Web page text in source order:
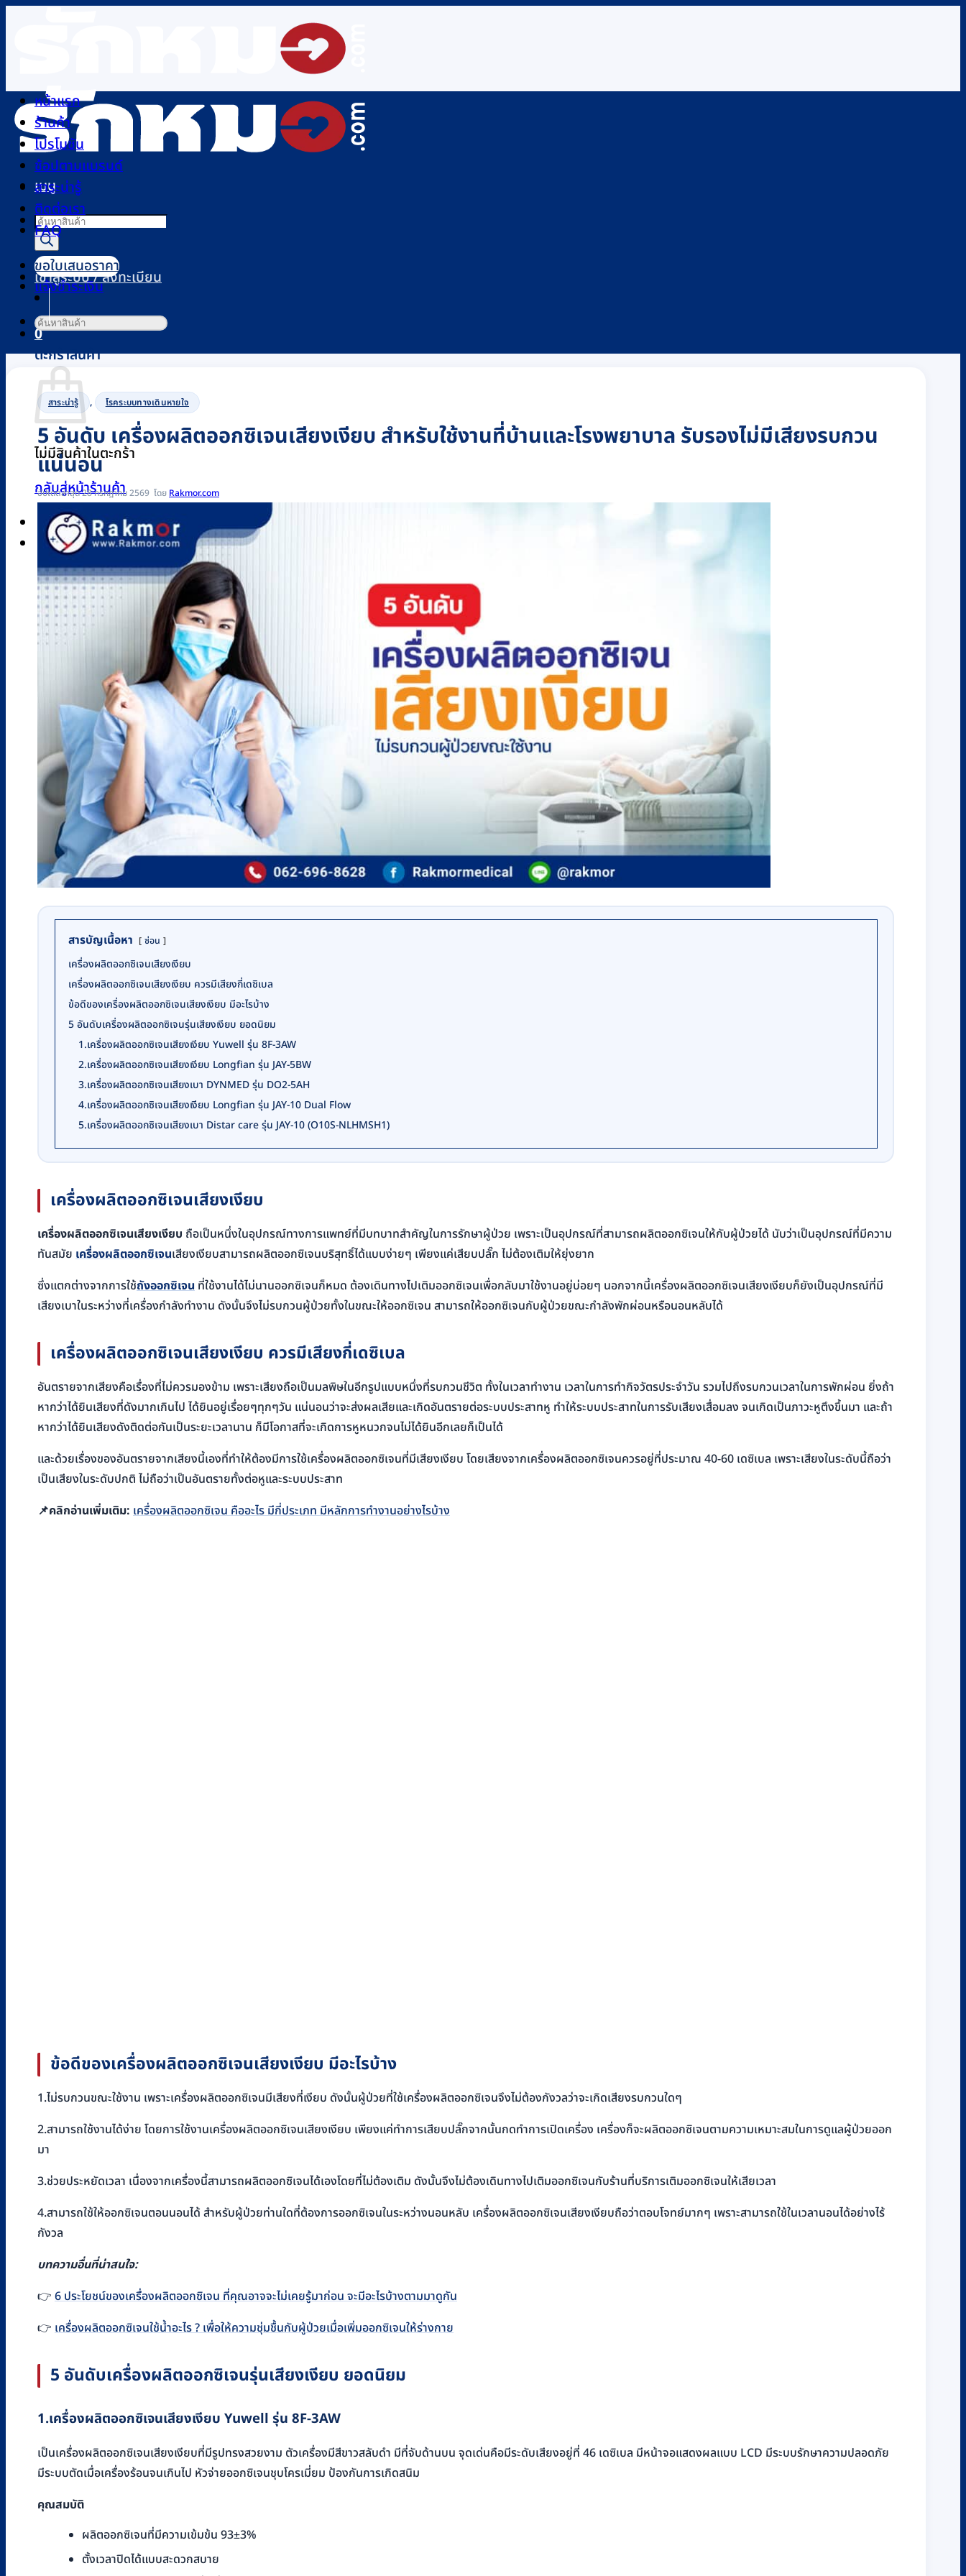
เมนู
Products
search
เข้าสู่ระบบ / ลงทะเบียน
0
ตะกร้าสินค้า
ไม่มีสินค้าในตะกร้า
กลับสู่หน้าร้านค้า
หน้าแรก
ร้านค้า
โปรโมชัน
ช้อปตามแบรนด์
สาระน่ารู้
ติดต่อเรา
FAQ
ขอใบเสนอราคา
แจ้งชำระเงิน
ค้นหา:
สาระน่ารู้ , โรคระบบทางเดินหายใจ
5 อันดับ เครื่องผลิตออกซิเจนเสียงเงียบ สำหรับใช้งานที่บ้านและโรงพยาบาล รับรองไม่มีเสียงรบกวน
แน่นอน
อัปเดตล่าสุด 28 กรกฎาคม 2569 Rakmor.com
สารบัญเนื้อหา ซ่อน
เครื่องผลิตออกซิเจนเสียงเงียบ
เครื่องผลิตออกซิเจนเสียงเงียบ ควรมีเสียงกี่เดซิเบล
ข้อดีของเครื่องผลิตออกซิเจนเสียงเงียบ มีอะไรบ้าง
5 อันดับเครื่องผลิตออกซิเจนรุ่นเสียงเงียบ ยอดนิยม
1.เครื่องผลิตออกซิเจนเสียงเงียบ Yuwell รุ่น 8F-3AW
2.เครื่องผลิตออกซิเจนเสียงเงียบ Longfian รุ่น JAY-5BW
3.เครื่องผลิตออกซิเจนเสียงเบา DYNMED รุ่น DO2-5AH
4.เครื่องผลิตออกซิเจนเสียงเงียบ Longfian รุ่น JAY-10 Dual Flow
5.เครื่องผลิตออกซิเจนเสียงเบา Distar care รุ่น JAY-10 (O10S-NLHMSH1)
เครื่องผลิตออกซิเจนเสียงเงียบ
เครื่องผลิตออกซิเจนเสียงเงียบ ถือเป็นหนึ่งในอุปกรณ์ทางการแพทย์ที่มีบทบาทสำคัญในการรักษาผู้ป่วย เพราะเป็นอุปกรณ์ที่สามารถผลิตออกซิเจนให้กับผู้ป่วยได้ นับว่าเป็นอุปกรณ์ที่มีความ
ทันสมัย เครื่องผลิตออกซิเจนเสียงเงียบสามารถผลิตออกซิเจนบริสุทธิ์ได้แบบง่ายๆ เพียงแค่เสียบปลั๊ก ไม่ต้องเติมให้ยุ่งยาก
ซึ่งแตกต่างจากการใช้ถังออกซิเจน ที่ใช้งานได้ไม่นานออกซิเจนก็หมด ต้องเดินทางไปเติมออกซิเจนเพื่อกลับมาใช้งานอยู่บ่อยๆ นอกจากนี้เครื่องผลิตออกซิเจนเสียงเงียบก็ยังเป็นอุปกรณ์ที่มี
เสียงเบาในระหว่างที่เครื่องกำลังทำงาน ดังนั้นจึงไม่รบกวนผู้ป่วยทั้งในขณะให้ออกซิเจน สามารถให้ออกซิเจนกับผู้ป่วยขณะกำลังพักผ่อนหรือนอนหลับได้
เครื่องผลิตออกซิเจนเสียงเงียบ ควรมีเสียงกี่เดซิเบล
อันตรายจากเสียงคือเรื่องที่ไม่ควรมองข้าม เพราะเสียงถือเป็นมลพิษในอีกรูปแบบหนึ่งที่รบกวนชีวิต ทั้งในเวลาทำงาน เวลาในการทำกิจวัตรประจำวัน รวมไปถึงรบกวนเวลาในการพักผ่อน ยิ่งถ้า
หากว่าได้ยินเสียงที่ดังมากเกินไป ได้ยินอยู่เรื่อยๆทุกๆวัน แน่นอนว่าจะส่งผลเสียและเกิดอันตรายต่อระบบประสาทหู ทำให้ระบบประสาทในการรับเสียงเสื่อมลง จนเกิดเป็นภาวะหูตึงขึ้นมา และถ้า
หากว่าได้ยินเสียงดังติดต่อกันเป็นระยะเวลานาน ก็มีโอกาสที่จะเกิดการหูหนวกจนไม่ได้ยินอีกเลยก็เป็นได้
และด้วยเรื่องของอันตรายจากเสียงนี้เองที่ทำให้ต้องมีการใช้เครื่องผลิตออกซิเจนที่มีเสียงเงียบ โดยเสียงจากเครื่องผลิตออกซิเจนควรอยู่ที่ประมาณ 40-60 เดซิเบล เพราะเสียงในระดับนี้ถือว่า
เป็นเสียงในระดับปกติ ไม่ถือว่าเป็นอันตรายทั้งต่อหูและระบบประสาท
📌คลิกอ่านเพิ่มเติม: เครื่องผลิตออกซิเจน คืออะไร มีกี่ประเภท มีหลักการทำงานอย่างไรบ้าง
ข้อดีของเครื่องผลิตออกซิเจนเสียงเงียบ มีอะไรบ้าง
1.ไม่รบกวนขณะใช้งาน เพราะเครื่องผลิตออกซิเจนมีเสียงที่เงียบ ดังนั้นผู้ป่วยที่ใช้เครื่องผลิตออกซิเจนจึงไม่ต้องกังวลว่าจะเกิดเสียงรบกวนใดๆ
2.สามารถใช้งานได้ง่าย โดยการใช้งานเครื่องผลิตออกซิเจนเสียงเงียบ เพียงแค่ทำการเสียบปลั๊กจากนั้นกดทำการเปิดเครื่อง เครื่องก็จะผลิตออกซิเจนตามความเหมาะสมในการดูแลผู้ป่วยออก
มา
3.ช่วยประหยัดเวลา เนื่องจากเครื่องนี้สามารถผลิตออกซิเจนได้เองโดยที่ไม่ต้องเติม ดังนั้นจึงไม่ต้องเดินทางไปเติมออกซิเจนกับร้านที่บริการเติมออกซิเจนให้เสียเวลา
4.สามารถใช้ให้ออกซิเจนตอนนอนได้ สำหรับผู้ป่วยท่านใดที่ต้องการออกซิเจนในระหว่างนอนหลับ เครื่องผลิตออกซิเจนเสียงเงียบถือว่าตอบโจทย์มากๆ เพราะสามารถใช้ในเวลานอนได้อย่างไร้
กังวล
บทความอื่นที่น่าสนใจ:
👉 ​​ 6 ประโยชน์ของเครื่องผลิตออกซิเจน ที่คุณอาจจะไม่เคยรู้มาก่อน จะมีอะไรบ้างตามมาดูกัน
👉 เครื่องผลิตออกซิเจนใช้น้ำอะไร ? เพื่อให้ความชุ่มชื้นกับผู้ป่วยเมื่อเพิ่มออกซิเจนให้ร่างกาย
5 อันดับเครื่องผลิตออกซิเจนรุ่นเสียงเงียบ ยอดนิยม
1.เครื่องผลิตออกซิเจนเสียงเงียบ Yuwell รุ่น 8F-3AW
เป็นเครื่องผลิตออกซิเจนเสียงเงียบที่มีรูปทรงสวยงาม ตัวเครื่องมีสีขาวสลับดำ มีที่จับด้านบน จุดเด่นคือมีระดับเสียงอยู่ที่ 46 เดซิเบล มีหน้าจอแสดงผลแบบ LCD มีระบบรักษาความปลอดภัย
มีระบบตัดเมื่อเครื่องร้อนจนเกินไป หัวจ่ายออกซิเจนชุบโครเมี่ยม ป้องกันการเกิดสนิม
คุณสมบัติ
ผลิตออกซิเจนที่มีความเข้มข้น 93±3%
ตั้งเวลาปิดได้แบบสะดวกสบาย